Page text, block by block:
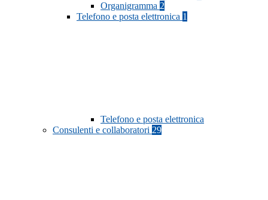
Organigramma 2
Telefono e posta elettronica 1
Telefono e posta elettronica
Consulenti e collaboratori 29